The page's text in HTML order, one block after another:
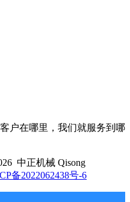
户在哪里，我们就服务到哪
中正机械 Qisong
备2022062438号-6